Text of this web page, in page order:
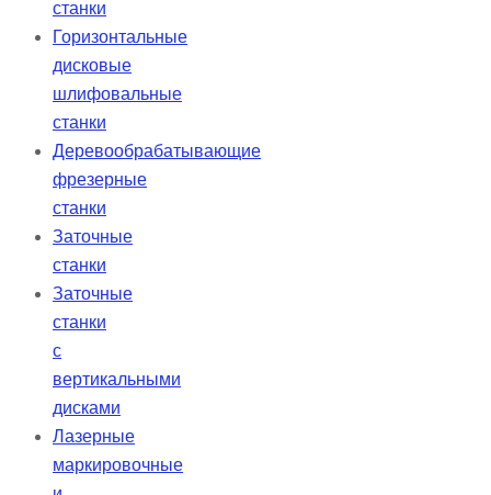
станки
Горизонтальные
дисковые
шлифовальные
станки
Деревообрабатывающие
фрезерные
станки
Заточные
станки
Заточные
станки
с
вертикальными
дисками
Лазерные
маркировочные